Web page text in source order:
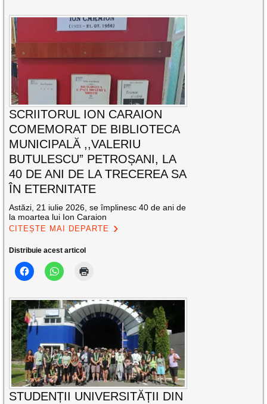
SCRIITORUL ION CARAION
COMEMORAT DE BIBLIOTECA
MUNICIPALĂ ,,VALERIU
BUTULESCU” PETROȘANI, LA
40 DE ANI DE LA TRECEREA SA
ÎN ETERNITATE
Astăzi, 21 iulie 2026, se împlinesc 40 de ani de
la moartea lui Ion Caraion
CITEȘTE MAI DEPARTE
Distribuie acest articol
STUDENȚII UNIVERSITĂȚII DIN